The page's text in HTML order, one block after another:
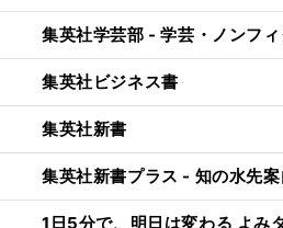
集英社学芸部 - 学芸・ノンフ
集英社ビジネス書
集英社新書
集英社新書プラス - 知の水先案
1日5分で、明日は変わる よみ